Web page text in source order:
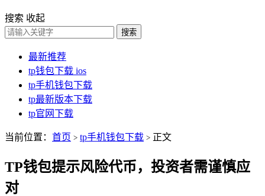
搜索 收起
搜索
最新推荐
tp钱包下载 ios
tp手机钱包下载
tp最新版本下载
tp官网下载
当前位置： 首页 > tp手机钱包下载 > 正文
TP钱包提示风险代币，投资者需谨慎应
对